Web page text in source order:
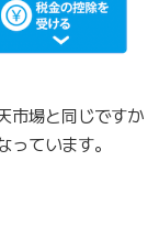
市場と同じですか
ています。